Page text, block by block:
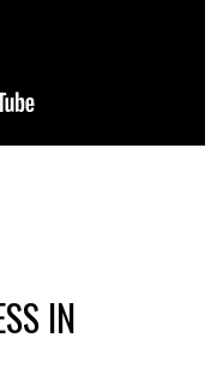
IN